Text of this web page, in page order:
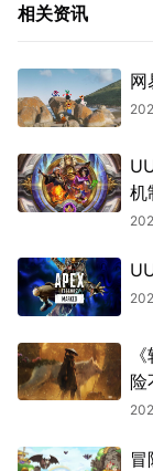
相关资讯
网
机
险